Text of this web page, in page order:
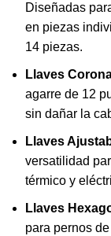
Diseñadas
en piezas
14 piezas.
Llaves
agarre de 12
sin dañar la
Llaves
versatilidad
térmico y
Llaves
para pernos